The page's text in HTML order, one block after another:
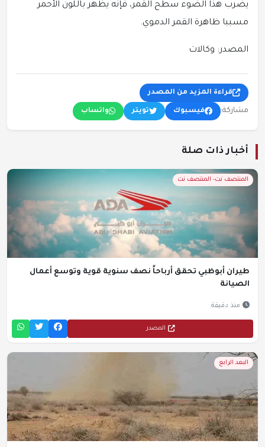
يضرب هذا الضوء سطح القمر، فإنه يظهر باللون الأحمر
مسببا ظاهرة القمر الدموي.
المصدر: وكالات
قراءة المزيد من المصدر
مشاركة: فيسبوك تويتر واتساب
أخبار ذات صلة
المنتصف نت- المنتصف نت
طيران أبوظبي تحقق أرباحاً نصف سنوية قوية وتوسع أعمال
الصيانة
منذ دقيقة
المصدر
البعد الرابع